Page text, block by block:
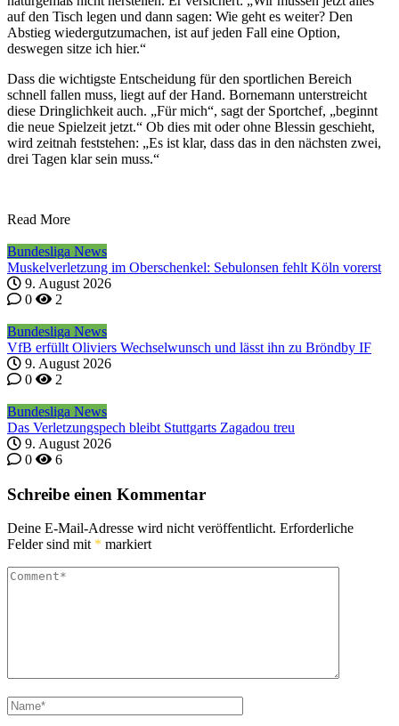
auf den Tisch legen und dann sagen: Wie geht es weiter? Den
Abstieg wiedergutzumachen, ist auf jeden Fall eine Option,
deswegen sitze ich hier.“
Dass die wichtigste Entscheidung für den sportlichen Bereich
schnell fallen muss, liegt auf der Hand. Bornemann unterstreicht
diese Dringlichkeit auch. „Für mich“, sagt der Sportchef, „beginnt
die neue Spielzeit jetzt.“ Ob dies mit oder ohne Blessin geschieht,
wird zeitnah feststehen: „Es ist klar, dass das in den nächsten zwei,
drei Tagen klar sein muss.“
Read More
Bundesliga News
Muskelverletzung im Oberschenkel: Sebulonsen fehlt Köln vorerst
9. August 2026
0
2
Bundesliga News
VfB erfüllt Oliviers Wechselwunsch und lässt ihn zu Bröndby IF
9. August 2026
0
2
Bundesliga News
Das Verletzungspech bleibt Stuttgarts Zagadou treu
9. August 2026
0
6
Schreibe einen Kommentar
Deine E-Mail-Adresse wird nicht veröffentlicht. Erforderliche
Felder sind mit * markiert